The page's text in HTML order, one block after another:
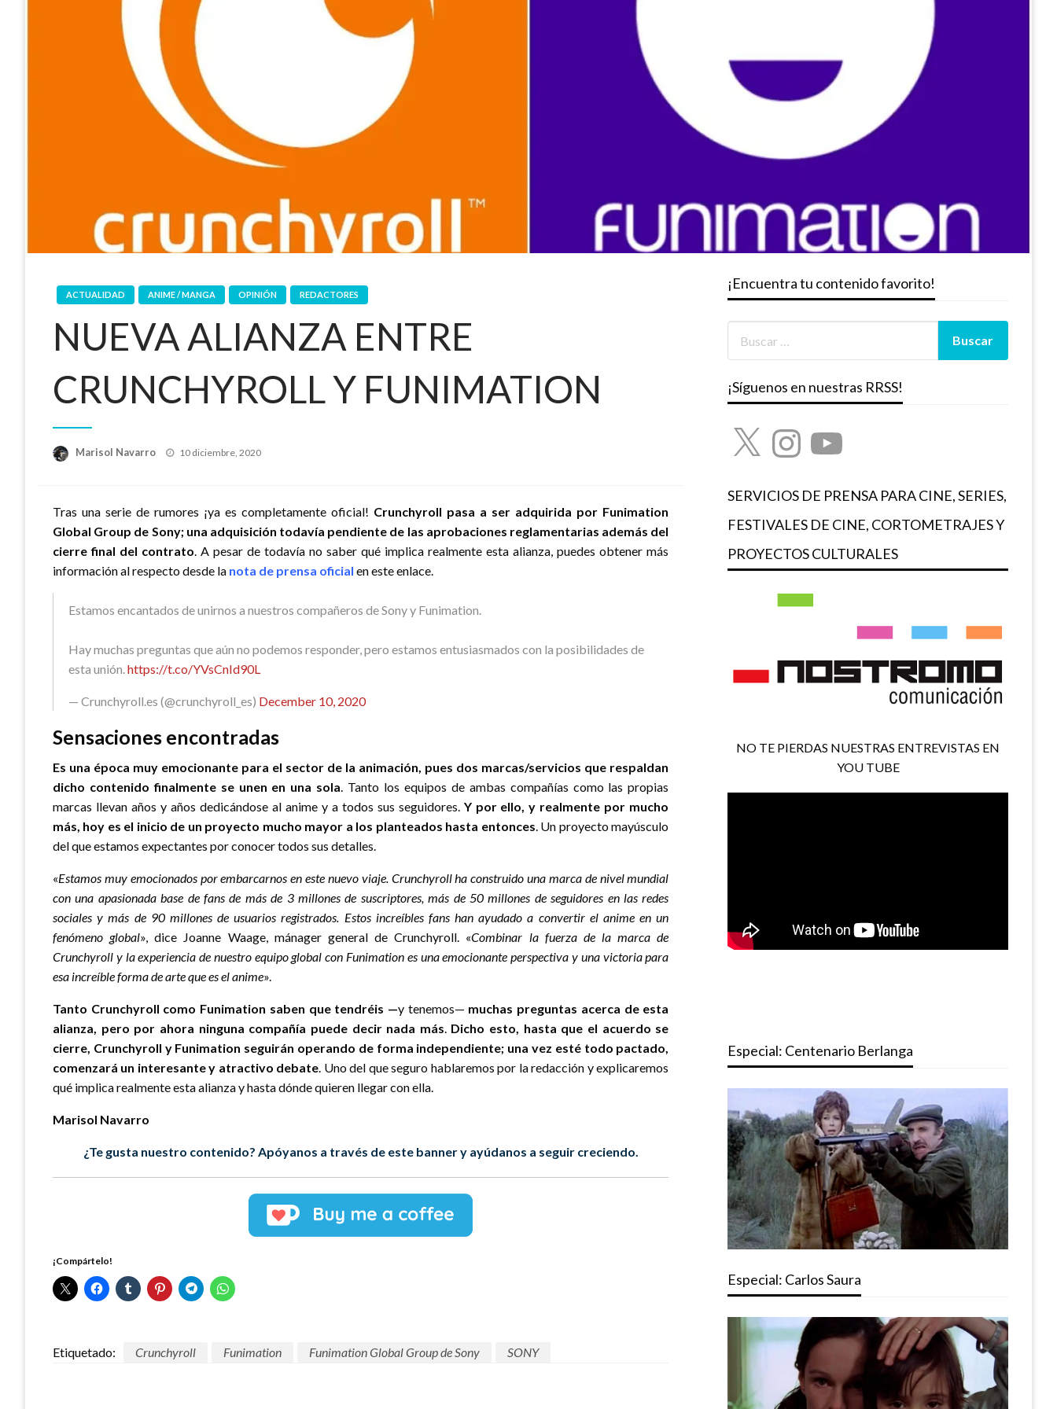
ACTUALIDAD ANIME / MANGA OPINIÓN REDACTORES
NUEVA ALIANZA ENTRE
CRUNCHYROLL Y FUNIMATION
Marisol Navarro
Publicado
10 diciembre, 2020
Tras una serie de rumores ¡ya es completamente oficial! Crunchyroll pasa a ser adquirida por Funimation
Global Group de Sony; una adquisición todavía pendiente de las aprobaciones reglamentarias además del
cierre final del contrato. A pesar de todavía no saber qué implica realmente esta alianza, puedes obtener más
información al respecto desde la nota de prensa oficial en este enlace.
Estamos encantados de unirnos a nuestros compañeros de Sony y Funimation.
Hay muchas preguntas que aún no podemos responder, pero estamos entusiasmados con la posibilidades de
esta unión.https://t.co/YVsCnId90L
— Crunchyroll.es (@crunchyroll_es) December 10, 2020
Sensaciones encontradas
Es una época muy emocionante para el sector de la animación, pues dos marcas/servicios que respaldan
dicho contenido finalmente se unen en una sola. Tanto los equipos de ambas compañías como las propias
marcas llevan años y años dedicándose al anime y a todos sus seguidores. Y por ello, y realmente por mucho
más, hoy es el inicio de un proyecto mucho mayor a los planteados hasta entonces. Un proyecto mayúsculo
del que estamos expectantes por conocer todos sus detalles.
«Estamos muy emocionados por embarcarnos en este nuevo viaje. Crunchyroll ha construido una marca de nivel mundial
con una apasionada base de fans de más de 3 millones de suscriptores, más de 50 millones de seguidores en las redes
sociales y más de 90 millones de usuarios registrados. Estos increíbles fans han ayudado a convertir el anime en un
fenómeno global», dice Joanne Waage, mánager general de Crunchyroll. «Combinar la fuerza de la marca de
Crunchyroll y la experiencia de nuestro equipo global con Funimation es una emocionante perspectiva y una victoria para
esa increíble forma de arte que es el anime».
Tanto Crunchyroll como Funimation saben que tendréis —y tenemos— muchas preguntas acerca de esta
alianza, pero por ahora ninguna compañía puede decir nada más. Dicho esto, hasta que el acuerdo se
cierre, Crunchyroll y Funimation seguirán operando de forma independiente; una vez esté todo pactado,
comenzará un interesante y atractivo debate. Uno del que seguro hablaremos por la redacción y explicaremos
qué implica realmente esta alianza y hasta dónde quieren llegar con ella.
Marisol Navarro
¿Te gusta nuestro contenido? Apóyanos a través de este banner y ayúdanos a seguir creciendo.
¡Compártelo!
Etiquetado: Crunchyroll Funimation Funimation Global Group de Sony SONY
¡Encuentra tu contenido favorito!
¡Síguenos en nuestras RRSS!
X InstagramYouTube
SERVICIOS DE PRENSA PARA CINE, SERIES,
FESTIVALES DE CINE, CORTOMETRAJES Y
PROYECTOS CULTURALES
NO TE PIERDAS NUESTRAS ENTREVISTAS EN
YOU TUBE
Especial: Centenario Berlanga
Especial: Carlos Saura